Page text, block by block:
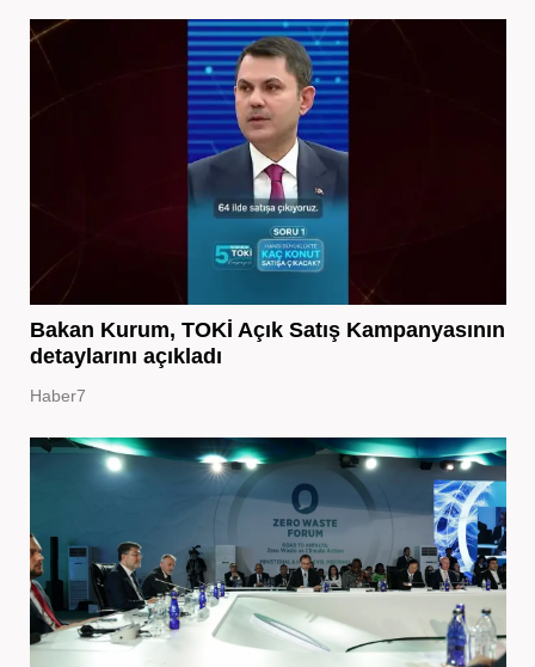
Bakan Kurum, TOKİ Açık Satış Kampanyasının
detaylarını açıkladı
Haber7